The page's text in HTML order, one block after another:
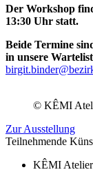
Der Workshop
13:30 Uhr statt.
Beide Termine
in unsere
© KÊMI
Zur Ausstellung
Teilnehmende
KÊMI Atelier